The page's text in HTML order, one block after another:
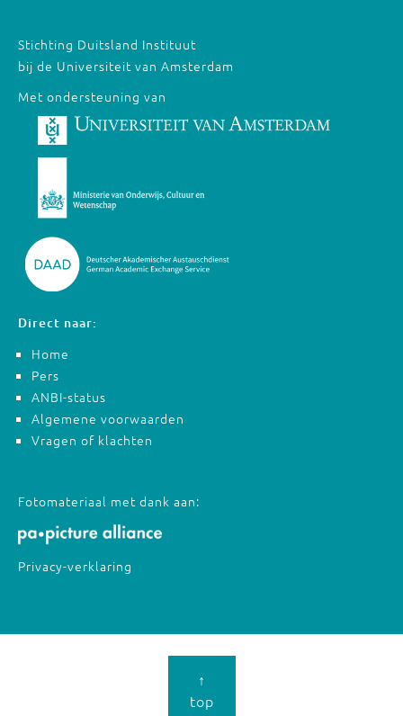
Stichting Duitsland Instituut
bij de Universiteit van Amsterdam
Met ondersteuning van
Direct naar:
Home
Pers
ANBI-status
Algemene voorwaarden
Vragen of klachten
Fotomateriaal met dank aan:
Privacy-verklaring
↑
top